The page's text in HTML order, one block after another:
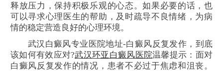
释放压力，保持积极乐观的心态。如果必要的话，也
可以寻求心理医生的帮助，及时疏导不良情绪，为病
情的稳定营造良好的心理环境。
武汉白癜风专业医院地址-白癜风反复发作，到底
该如何有效应对?武汉环亚白癜风医院温馨提示：面对
白癜风反复发作的情况，患者不必过于焦虑和沮丧。